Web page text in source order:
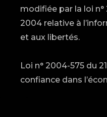
modifiée par la loi
2004 relative à
et aux libertés.
Loi n° 2004-575 du
confiance dans